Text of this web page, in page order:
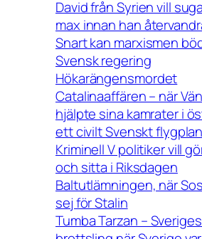
David från Syrien vill
max innan han
Snart kan marxismen
Svensk regering
Hökarängensmordet
Catalinaaffären – när
hjälpte sina kamrater i
ett civilt Svenskt
Kriminell V politiker vill
och sitta i Riksdagen
Baltutlämningen, när
sej för Stalin
Tumba Tarzan –